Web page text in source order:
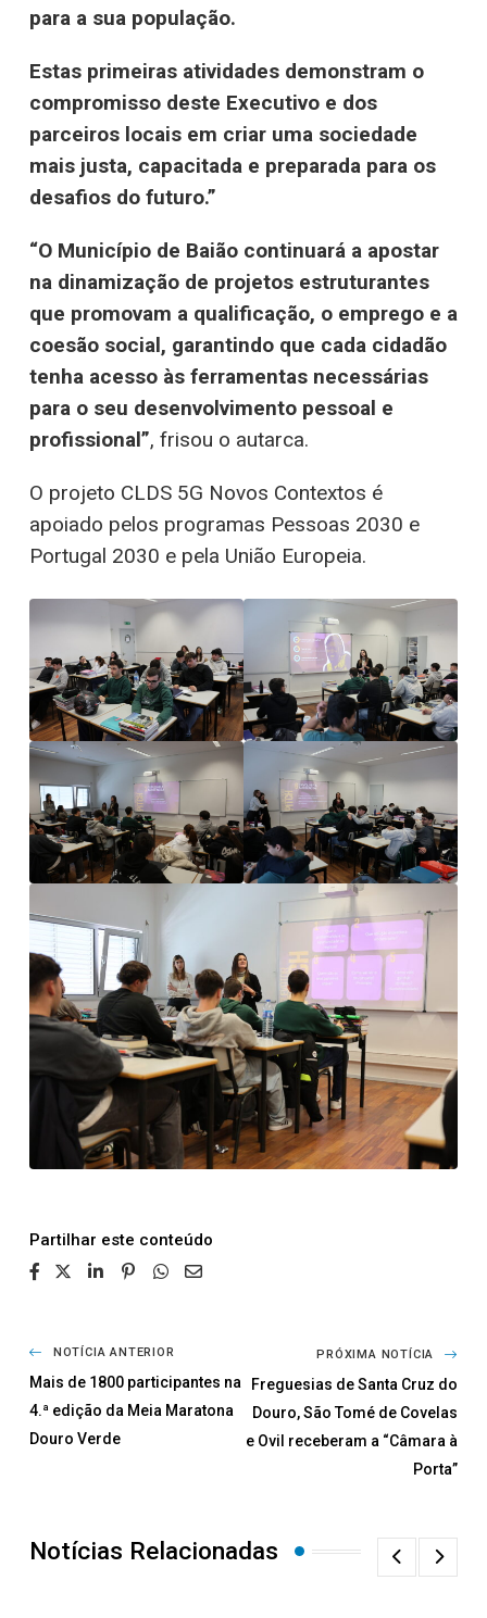
para a sua população.
Estas primeiras atividades demonstram o
compromisso deste Executivo e dos
parceiros locais em criar uma sociedade
mais justa, capacitada e preparada para os
desafios do futuro.”
“O Município de Baião continuará a apostar
na dinamização de projetos estruturantes
que promovam a qualificação, o emprego e a
coesão social, garantindo que cada cidadão
tenha acesso às ferramentas necessárias
para o seu desenvolvimento pessoal e
profissional”, frisou o autarca.
O projeto CLDS 5G Novos Contextos é
apoiado pelos programas Pessoas 2030 e
Portugal 2030 e pela União Europeia.
Partilhar
NOTÍCIA ANTERIOR
Mais de 1800 participantes na
4.ª edição da Meia Maratona
Douro Verde
PRÓXIMA NOTÍCIA
Freguesias de Santa Cruz do
Douro, São Tomé de Covelas
e Ovil receberam a “Câmara à
Porta”
Notícias Relacionadas